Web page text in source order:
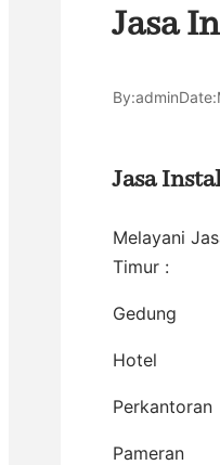
Jasa
By:adminDate:
Jasa
Melayani
Timur :
Gedung
Hotel
Perkantoran
Pameran